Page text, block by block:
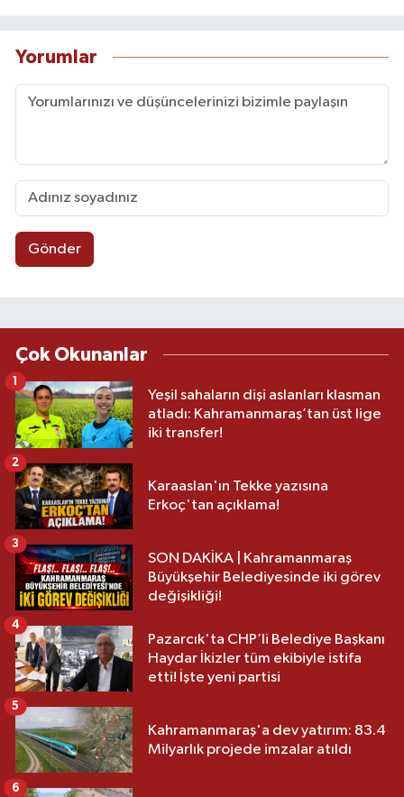
Yorumlar
Gönder
Çok Okunanlar
Yeşil sahaların dişi aslanları klasman
atladı: Kahramanmaraş’tan üst lige
iki transfer!
1
Karaaslan'ın Tekke yazısına
Erkoç'tan açıklama!
2
SON DAKİKA | Kahramanmaraş
Büyükşehir Belediyesinde iki görev
değişikliği!
3
Pazarcık'ta CHP’li Belediye Başkanı
Haydar İkizler tüm ekibiyle istifa
etti! İşte yeni partisi
4
Kahramanmaraş'a dev yatırım: 83.4
Milyarlık projede imzalar atıldı
5
6